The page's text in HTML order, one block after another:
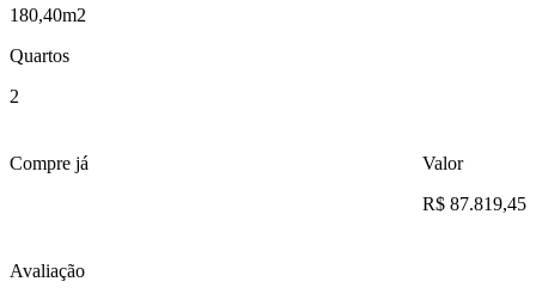
180,40m2
Quartos
2
Compre já
Valor
R$ 87.819,45
Avaliação